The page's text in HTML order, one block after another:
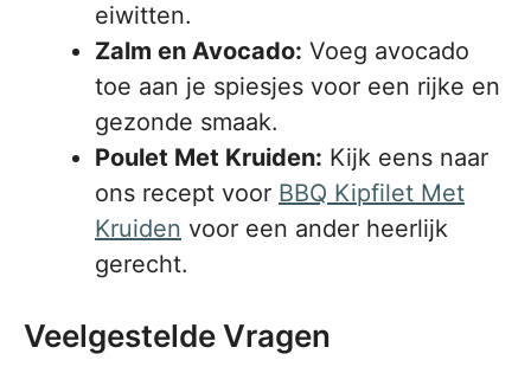
eiwitten.
Zalm en Avocado: Voeg avocado
toe aan je spiesjes voor een rijke en
gezonde smaak.
Poulet Met Kruiden: Kijk eens naar
ons recept voor BBQ Kipfilet Met
Kruiden voor een ander heerlijk
gerecht.
Veelgestelde Vragen